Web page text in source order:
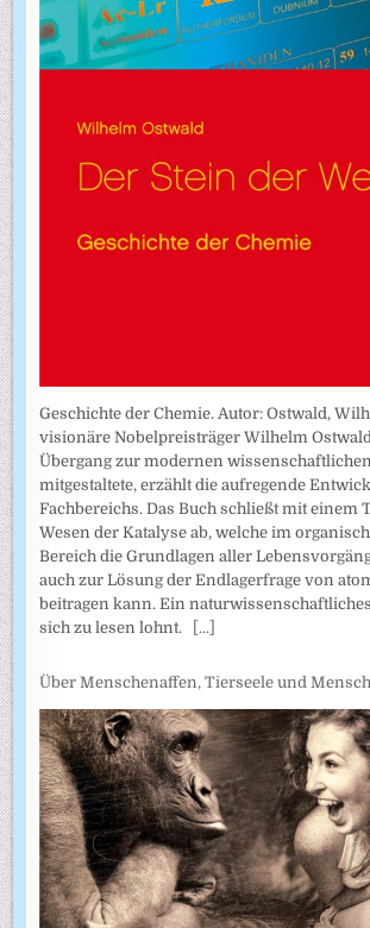
Geschichte der Chemie. Autor: Ostwald,
visionäre Nobelpreisträger Wilhelm
Übergang zur modernen
mitgestaltete, erzählt die aufregende
Fachbereichs. Das Buch schließt mit einem
Wesen der Katalyse ab, welche im
Bereich die Grundlagen aller
auch zur Lösung der Endlagerfrage von
beitragen kann. Ein
sich zu lesen lohnt.
[...]
Über Menschenaffen, Tierseele und